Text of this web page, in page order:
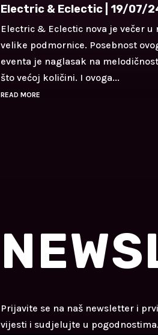
Electric & Eclectic | 19/07/
Electric & Eclectic nova je večer u
velike podmornice. Posebnost
eventa je naglasak na
što većoj količini. I ovoga...
READ MORE
Prijavite se na naš newsletter i
vijesti i sudjelujte u pogodnostima.